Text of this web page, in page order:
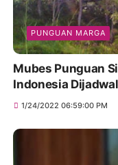
PUNGUAN MARGA
Mubes Punguan
Indonesia
1/24/2022 06:59:00 PM